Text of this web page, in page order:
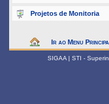
Projetos de Monitoria
Ir ao Menu
SIGAA | STI -